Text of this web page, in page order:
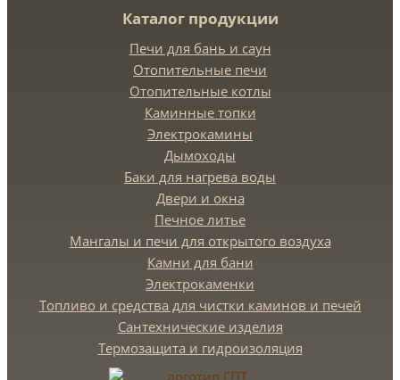
Каталог продукции
Печи для бань и саун
Отопительные печи
Отопительные котлы
Каминные топки
Электрокамины
Дымоходы
Баки для нагрева воды
Двери и окна
Печное литье
Мангалы и печи для открытого воздуха
Камни для бани
Электрокаменки
Топливо и средства для чистки каминов и печей
Сантехнические изделия
Термозащита и гидроизоляция